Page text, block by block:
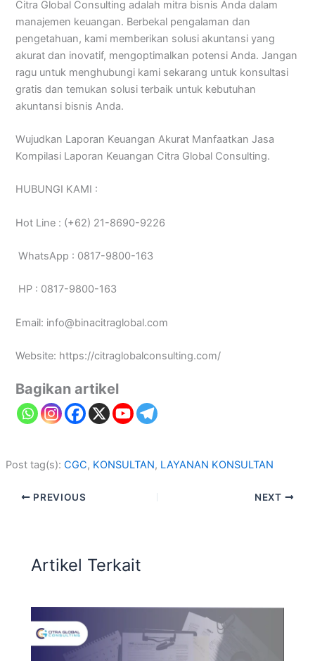
Citra Global Consulting adalah mitra bisnis Anda dalam
manajemen keuangan. Berbekal pengalaman dan
pengetahuan, kami memberikan solusi akuntansi yang
akurat dan inovatif, mengoptimalkan potensi Anda. Jangan
ragu untuk menghubungi kami sekarang untuk konsultasi
gratis dan temukan solusi terbaik untuk kebutuhan
akuntansi bisnis Anda.
Wujudkan Laporan Keuangan Akurat Manfaatkan Jasa
Kompilasi Laporan Keuangan Citra Global Consulting.
HUBUNGI KAMI :
Hot Line : (+62) 21-8690-9226
WhatsApp : 0817-9800-163
HP : 0817-9800-163
Email: info@binacitraglobal.com
Website: https://citraglobalconsulting.com/
Bagikan artikel
Post tag(s): CGC, KONSULTAN, LAYANAN KONSULTAN
PREVIOUS NEXT
Artikel Terkait